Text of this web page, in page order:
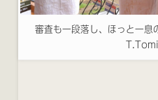
審査も一段落し、ほっと一